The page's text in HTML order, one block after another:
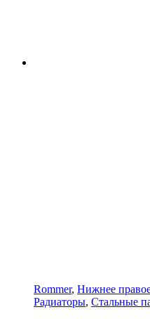
Rommer, Нижнее
Радиаторы, Стальные